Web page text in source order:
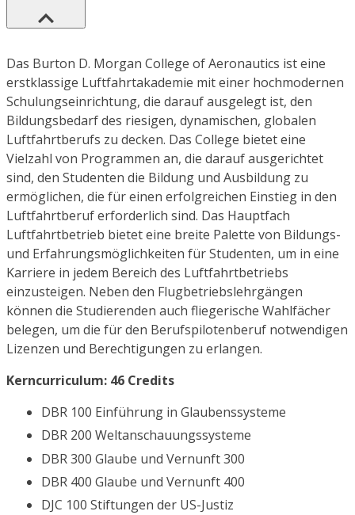
Das Burton D. Morgan College of Aeronautics ist eine
erstklassige Luftfahrtakademie mit einer hochmodernen
Schulungseinrichtung, die darauf ausgelegt ist, den
Bildungsbedarf des riesigen, dynamischen, globalen
Luftfahrtberufs zu decken. Das College bietet eine
Vielzahl von Programmen an, die darauf ausgerichtet
sind, den Studenten die Bildung und Ausbildung zu
ermöglichen, die für einen erfolgreichen Einstieg in den
Luftfahrtberuf erforderlich sind. Das Hauptfach
Luftfahrtbetrieb bietet eine breite Palette von Bildungs-
und Erfahrungsmöglichkeiten für Studenten, um in eine
Karriere in jedem Bereich des Luftfahrtbetriebs
einzusteigen. Neben den Flugbetriebslehrgängen
können die Studierenden auch fliegerische Wahlfächer
belegen, um die für den Berufspilotenberuf notwendigen
Lizenzen und Berechtigungen zu erlangen.
Kerncurriculum: 46 Credits
DBR 100 Einführung in Glaubenssysteme
DBR 200 Weltanschauungssysteme
DBR 300 Glaube und Vernunft 300
DBR 400 Glaube und Vernunft 400
DJC 100 Stiftungen der US-Justiz